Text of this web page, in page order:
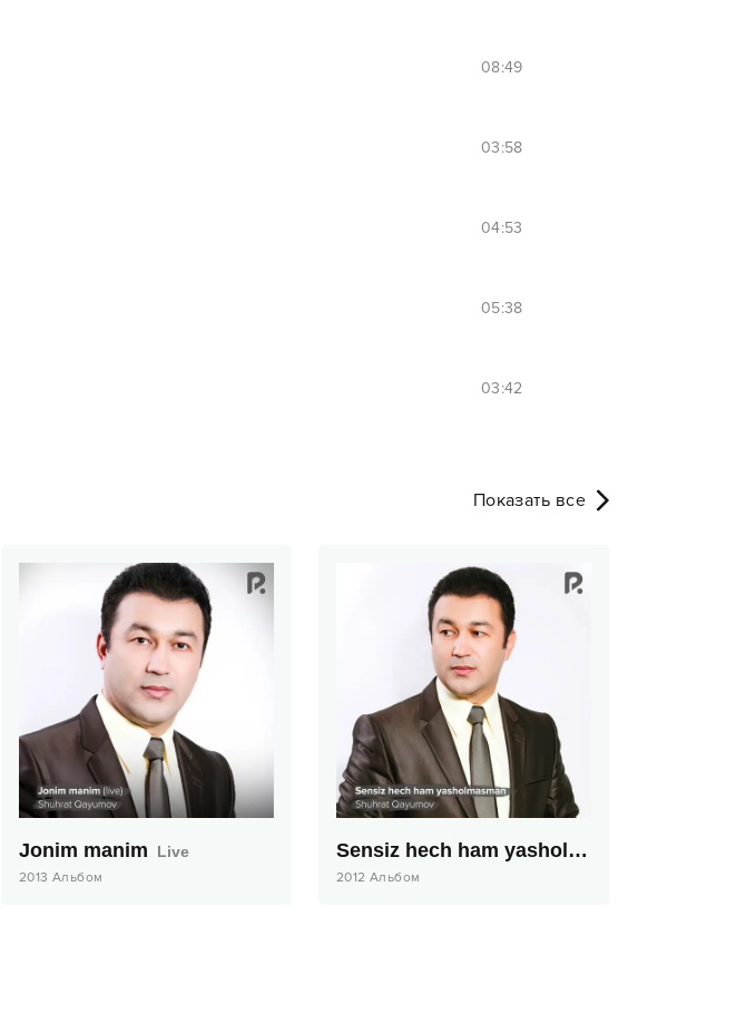
08:49
03:58
04:53
05:38
03:42
Показать все
Jonim manim Live
2013 Альбом
Sensiz hech ham yasholmasman
2012 Альбом